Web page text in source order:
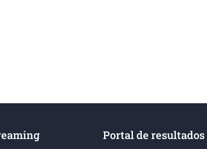
Portal de resultados